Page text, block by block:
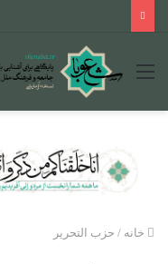
منو
خانه / حزب التحریر